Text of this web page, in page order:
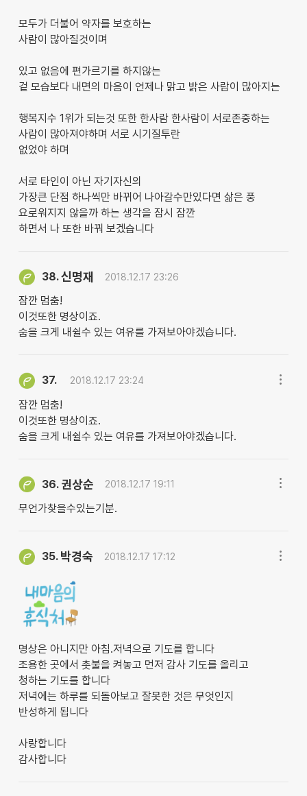
모두가 더불어 약자를 보호하는
사람이 많아질것이며
있고 없음에 편가르기를 하지않는
겉 모습보다 내면의 마음이 언제나 맑고 밝은 사람이 많아지는
행복지수 1위가 되는것 또한 한사람 한사람이 서로존중하는
사람이 많아져야하며 서로 시기질투란
없었야 하며
서로 타인이 아닌 자기자신의
가장큰 단점 하나씩만 바뀌어 나아갈수만있다면 삶은 풍
요로워지지 않을까 하는 생각을 잠시 잠깐
하면서 나 또한 바꿔 보겠습니다
38.신명재 2018.12.17 23:26
잠깐 멈춤!
이것또한 명상이죠.
숨을 크게 내쉴수 있는 여유를 가져보아야겠습니다.
37. 2018.12.17 23:24
잠깐 멈춤!
이것또한 명상이죠.
숨을 크게 내쉴수 있는 여유를 가져보아야겠습니다.
36. 권상순 2018.12.17 19:11
무언가찾을수있는기분.
35. 박경숙 2018.12.17 17:12
명상은 아니지만 아침.저녁으로 기도를 합니다
조용한 곳에서 촛불을 켜놓고 먼저 감사 기도를 올리고
청하는 기도를 합니다
저녁에는 하루를 되돌아보고 잘못한 것은 무엇인지
반성하게 됩니다
사랑합니다
감사합니다